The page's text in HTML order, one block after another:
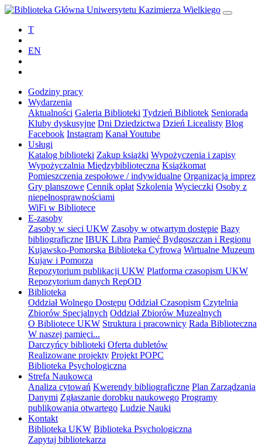
T
EN
Godziny pracy
Wydarzenia
Aktualności Galeria Biblioteki Tydzień Bibliotek Seniorada
Kluby dyskusyjne Dni Dziedzictwa Dzień Licealisty Blog
Facebook Instagram Kanał Youtube
Usługi
Katalog biblioteki Zakup książki Wypożyczenia i zapisy
Wypożyczalnia Międzybiblioteczna Książkomat
Pomieszczenia zespołowe / indywidualne Organizacja imprez
Gry planszowe Cennik opłat Szkolenia Wycieczki Osoby z
niepełnosprawnościami
WiFi w Bibliotece
E-zasoby
Zasoby w sieci UKW Zasoby w otwartym dostępie Bazy
bibliograficzne IBUK Libra Pamięć Bydgoszczan i Regionu
Kujawsko-Pomorska Biblioteka Cyfrowa Wirtualne Muzeum
Kujaw i Pomorza
Repozytorium publikacji UKW Platforma czasopism UKW
Repozytorium danych RepOD
Biblioteka
Oddział Wolnego Dostępu Oddział Czasopism Czytelnia
Zbiorów Specjalnych Oddział Zbiorów Muzealnych
O Bibliotece UKW Struktura i pracownicy Rada Biblioteczna
W naszej pamięci...
Darczyńcy biblioteki Oferta dubletów
Realizowane projekty Projekt POPC
Biblioteka Psychologiczna
Strefa Naukowca
Analiza cytowań Kwerendy bibliograficzne Plan Zarządzania
Danymi Zgłaszanie dorobku naukowego Programy
publikowania otwartego Ludzie Nauki
Kontakt
Biblioteka UKW Biblioteka Psychologiczna
Zapytaj bibliotekarza